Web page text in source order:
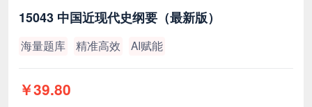
15043 中国近现代史纲要（最新版）
海量题库 精准高效 AI赋能
￥39.80